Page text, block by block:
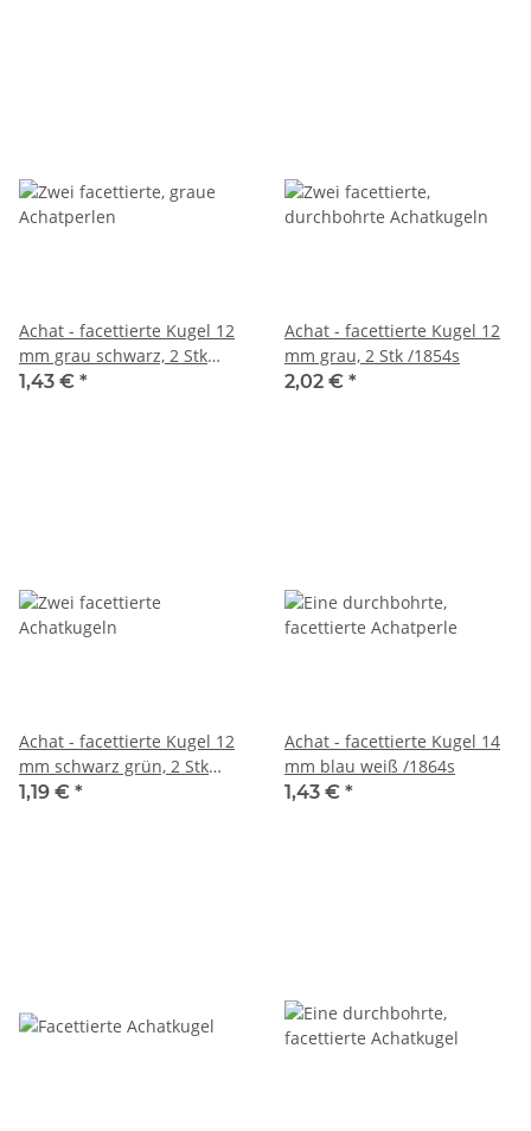
Achat - facettierte Kugel 12
mm grau schwarz, 2 Stk
/1869s
1,43 € *
Achat - facettierte Kugel 12
mm grau, 2 Stk /1854s
2,02 € *
Achat - facettierte Kugel 12
mm schwarz grün, 2 Stk
/4920s
1,19 € *
Achat - facettierte Kugel 14
mm blau weiß /1864s
1,43 € *